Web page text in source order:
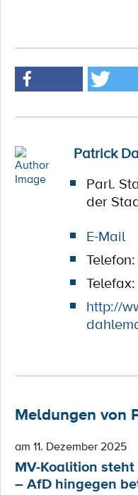
Patrick
Parl.
der
E-Mail
http://
Meldungen von
am 11. Dezember 2025
MV-Koalition
– AfD hingegen